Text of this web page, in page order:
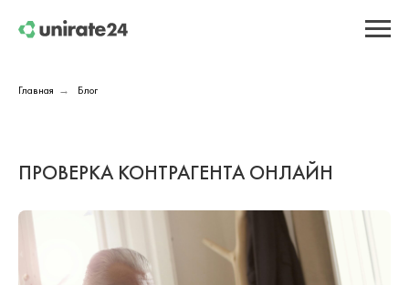
Главная → Блог
ПРОВЕРКА КОНТРАГЕНТА ОНЛАЙН